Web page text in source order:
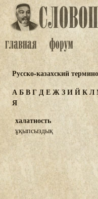
Русско-казахский
АБВГДЕЖЗИЙКЛ
Я
халатность
ұқыпсыздық